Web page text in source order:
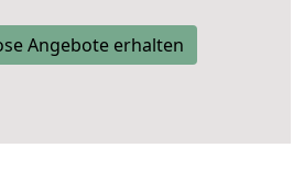
Angebote erhalten